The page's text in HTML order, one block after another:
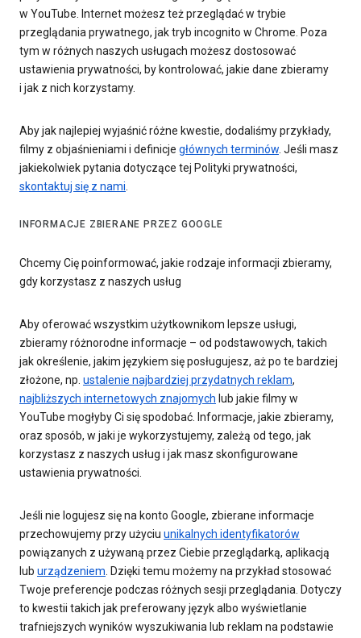
w YouTube. Internet możesz też przeglądać w trybie
przeglądania prywatnego, jak tryb incognito w Chrome. Poza
tym w różnych naszych usługach możesz dostosować
ustawienia prywatności, by kontrolować, jakie dane zbieramy
i jak z nich korzystamy.
Aby jak najlepiej wyjaśnić różne kwestie, dodaliśmy przykłady,
filmy z objaśnieniami i definicje głównych terminów. Jeśli masz
jakiekolwiek pytania dotyczące tej Polityki prywatności,
skontaktuj się z nami.
INFORMACJE ZBIERANE PRZEZ GOOGLE
Chcemy Cię poinformować, jakie rodzaje informacji zbieramy,
gdy korzystasz z naszych usług
Aby oferować wszystkim użytkownikom lepsze usługi,
zbieramy różnorodne informacje – od podstawowych, takich
jak określenie, jakim językiem się posługujesz, aż po te bardziej
złożone, np. ustalenie najbardziej przydatnych reklam,
najbliższych internetowych znajomych lub jakie filmy w
YouTube mogłyby Ci się spodobać. Informacje, jakie zbieramy,
oraz sposób, w jaki je wykorzystujemy, zależą od tego, jak
korzystasz z naszych usług i jak masz skonfigurowane
ustawienia prywatności.
Jeśli nie logujesz się na konto Google, zbierane informacje
przechowujemy przy użyciu unikalnych identyfikatorów
powiązanych z używaną przez Ciebie przeglądarką, aplikacją
lub urządzeniem. Dzięki temu możemy na przykład stosować
Twoje preferencje podczas różnych sesji przeglądania. Dotyczy
to kwestii takich jak preferowany język albo wyświetlanie
trafniejszych wyników wyszukiwania lub reklam na podstawie